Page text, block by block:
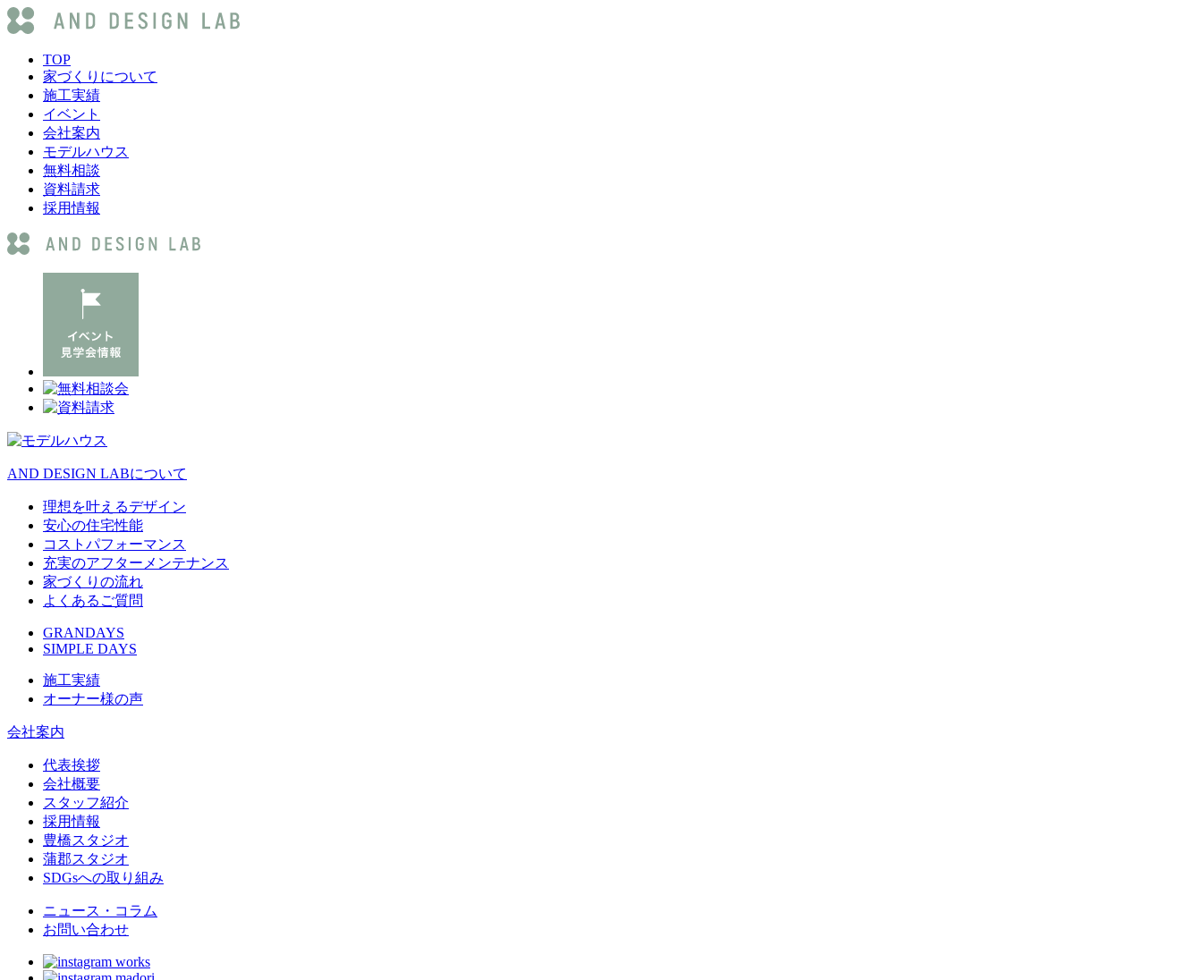
TOP
家づくりについて
施工実績
イベント
会社案内
モデルハウス
無料相談
資料請求
採用情報
AND DESIGN LABについて
理想を叶えるデザイン
安心の住宅性能
コストパフォーマンス
充実のアフターメンテナンス
家づくりの流れ
よくあるご質問
GRANDAYS
SIMPLE DAYS
施工実績
オーナー様の声
会社案内
代表挨拶
会社概要
スタッフ紹介
採用情報
豊橋スタジオ
蒲郡スタジオ
SDGsへの取り組み
ニュース・コラム
お問い合わせ